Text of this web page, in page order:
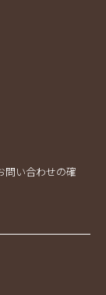
問い合わせの確